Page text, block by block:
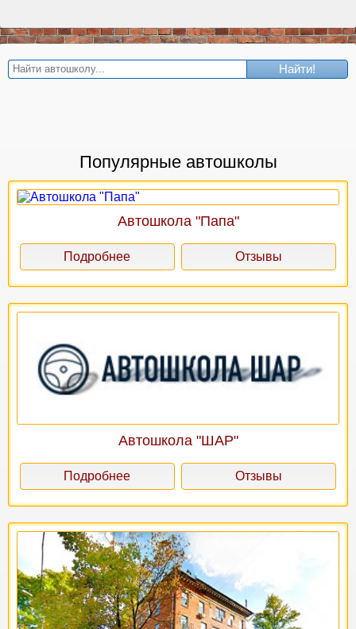
Найти!
Популярные автошколы
Автошкола "Папа"
Подробнее Отзывы
Автошкола "ШАР"
Подробнее Отзывы